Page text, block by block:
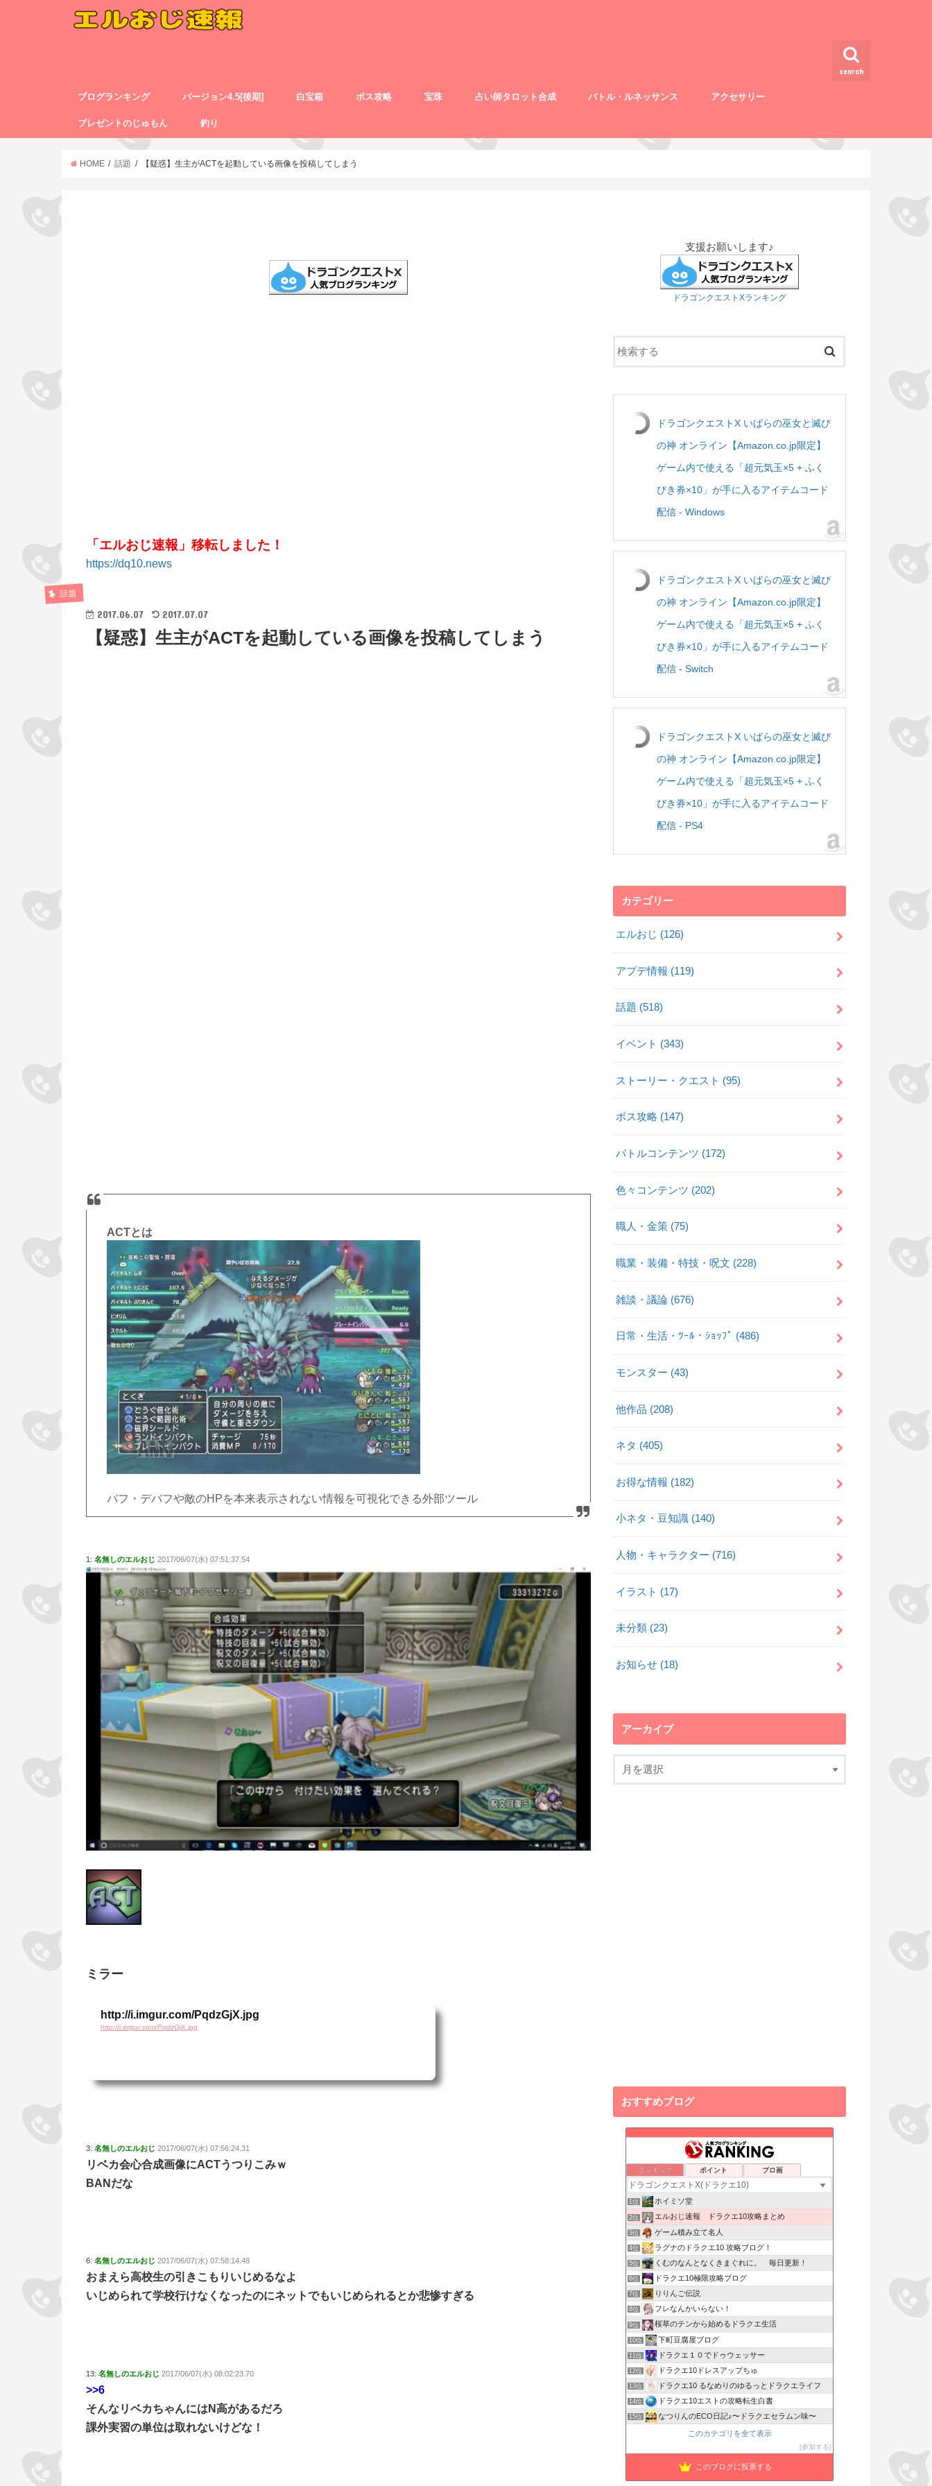
search
ブログランキング バージョン4.5[後期] 白宝箱 ボス攻略 宝珠 占い師タロット合成 バトル・ルネッサンス アクセサリー
プレゼントのじゅもん 釣り
HOME 話題 【疑惑】生主がACTを起動している画像を投稿してしまう
「エルおじ速報」移転しました！
https://dq10.news
話題
2017.06.07 2017.07.07
【疑惑】生主がACTを起動している画像を投稿してしまう
ACTとは
バフ・デバフや敵のHPを本来表示されない情報を可視化できる外部ツール
1: 名無しのエルおじ 2017/06/07(水) 07:51:37.54
ミラー
http://i.imgur.com/PqdzGjX.jpg
http://i.imgur.com/PqdzGjX.jpg
3: 名無しのエルおじ 2017/06/07(水) 07:56:24.31
リベカ会心合成画像にACTうつりこみｗ
BANだな
6: 名無しのエルおじ 2017/06/07(水) 07:58:14.48
おまえら高校生の引きこもりいじめるなよ
いじめられて学校行けなくなったのにネットでもいじめられるとか悲惨すぎる
13: 名無しのエルおじ 2017/06/07(水) 08:02:23.70
>>6
そんなリベカちゃんにはN高があるだろ
課外実習の単位は取れないけどな！
支援お願いします♪
ドラゴンクエストXランキング
ドラゴンクエストX いばらの巫女と滅び
の神 オンライン【Amazon.co.jp限定】
ゲーム内で使える「超元気玉×5 + ふく
びき券×10」が手に入るアイテムコード
配信 - Windows
ドラゴンクエストX いばらの巫女と滅び
の神 オンライン【Amazon.co.jp限定】
ゲーム内で使える「超元気玉×5 + ふく
びき券×10」が手に入るアイテムコード
配信 - Switch
ドラゴンクエストX いばらの巫女と滅び
の神 オンライン【Amazon.co.jp限定】
ゲーム内で使える「超元気玉×5 + ふく
びき券×10」が手に入るアイテムコード
配信 - PS4
カテゴリー
エルおじ (126)
アプデ情報 (119)
話題 (518)
イベント (343)
ストーリー・クエスト (95)
ボス攻略 (147)
バトルコンテンツ (172)
色々コンテンツ (202)
職人・金策 (75)
職業・装備・特技・呪文 (228)
雑談・議論 (676)
日常・生活・ﾂｰﾙ・ｼｮｯﾌﾟ (486)
モンスター (43)
他作品 (208)
ネタ (405)
お得な情報 (182)
小ネタ・豆知識 (140)
人物・キャラクター (716)
イラスト (17)
未分類 (23)
お知らせ (18)
アーカイブ
おすすめブログ
ランキング ポイント ブロ画
1位 ホイミソ堂
2位 エルおじ速報 ドラクエ10攻略まとめ
3位 ゲーム積み立て名人
4位 ラグナのドラクエ10 攻略ブログ！
5位 くむのなんとなくきまぐれに。 毎日更新！
6位 ドラクエ10極限攻略ブログ
7位 りりんご伝説
8位 フレなんかいらない！
9位 桜草のテンから始めるドラクエ生活
10位 下町豆腐屋ブログ
11位 ドラクエ１０でドゥウェッサー
12位 ドラクエ10ドレスアップちゅ
13位 ドラクエ10 るなめりのゆるっとドラクエライフ
14位 ドラクエ10エストの攻略転生白書
15位 なつりんのECO日記♪〜ドラクエセラムン味〜
このカテゴリを全て表示
参加する
このブログに投票する